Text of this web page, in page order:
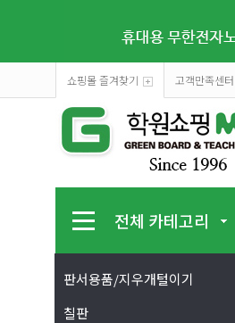
쇼핑몰 즐겨찾기 고객만족센터
전체 카테고리
판서용품/지우개털이기
칠판